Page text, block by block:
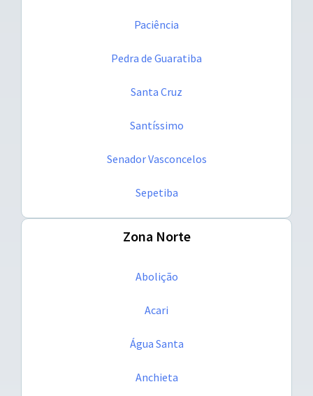
Paciência
Pedra de Guaratiba
Santa Cruz
Santíssimo
Senador Vasconcelos
Sepetiba
Zona Norte
Abolição
Acari
Água Santa
Anchieta